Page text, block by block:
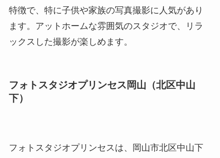
特徴で、特に子供や家族の写真撮影に人気があり
ます。アットホームな雰囲気のスタジオで、リラ
ックスした撮影が楽しめます。
フォトスタジオプリンセス岡山（北区中山
下）
フォトスタジオプリンセスは、岡山市北区中山下